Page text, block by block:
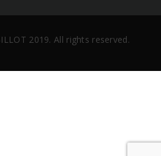
2019. All rights reserved.